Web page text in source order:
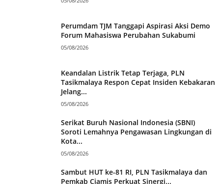
Perumdam TJM Tanggapi Aspirasi Aksi Demo
Forum Mahasiswa Perubahan Sukabumi
05/08/2026
Keandalan Listrik Tetap Terjaga, PLN
Tasikmalaya Respon Cepat Insiden Kebakaran
Jelang...
05/08/2026
Serikat Buruh Nasional Indonesia (SBNI)
Soroti Lemahnya Pengawasan Lingkungan di
Kota...
05/08/2026
Sambut HUT ke-81 RI, PLN Tasikmalaya dan
Pemkab Ciamis Perkuat Sinergi...